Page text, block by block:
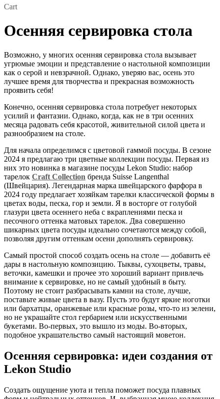
Cart
Осенняя сервировка стола
Возможно, у многих осенняя сервировка стола вызывает
угрюмые эмоции и представление о настольной композиции
как о серой и невзрачной. Однако, уверяю вас, осень это
лучшее время для творчества и прекрасная возможность
проявить себя!
Конечно, осенняя сервировка стола потребует некоторых
усилий и фантазии. Однако, когда, как не в три осенних
месяца радовать себя красотой, живительной силой цвета и
разнообразием на столе.
Для начала определимся с цветовой гаммой посуды. В сезоне
2024 я предлагаю три цветные коллекции посуды. Первая из
них это новинка в магазине посуды Lekon Studio: набор
тарелок Craft Collection бренда Suisse Langenthal
(Швейцария). Легендарная марка швейцарского фарфора в
2024 году предлагает хозяйкам тарелки классической формы в
цветах воды, песка, гор и земли. Я в восторге от голубой
глазури цвета осеннего неба с вкраплениями песка и
песочного оттенка матовых тарелок. Два совершенно
шикарных цвета посуды идеально сочетаются между собой,
позволяя другим оттенкам осени дополнять сервировку.
Самый простой способ создать осень на столе — добавить её
дары в настольную композицию. Тыквы, сухоцветы, травы,
веточки, камешки и прочее это хороший вариант привлечь
внимание к сервировке, но не самый удобный в быту.
Поэтому не стоит разбрасывать камни на столе, лучше,
поставьте живые цвета в вазу. Пусть это будут яркие ноготки
или бархатцы, оранжевые или красные розы, что-то из зелени,
но не украшайте стол гербарием или искусственными
букетами. Во-первых, это вышло из моды. Во-вторых,
подобное украшательство самый настоящий моветон.
Осенняя сервировка: идеи создания от
Lekon Studio
Создать ощущение уюта и тепла поможет посуда плавных